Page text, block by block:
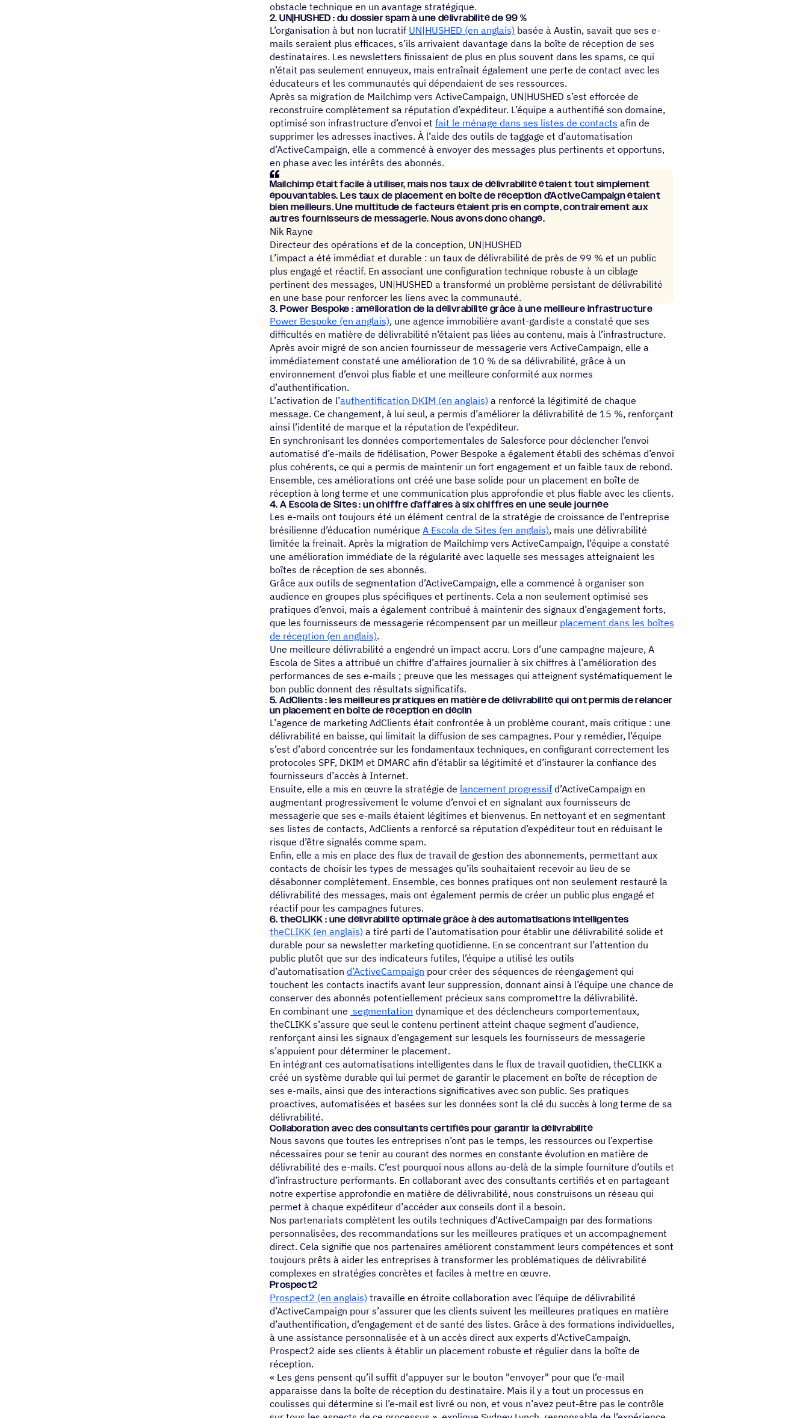
obstacle technique en un avantage stratégique.
2. UN|HUSHED : du dossier spam à une déli­vra­bi­lité de 99 %
L’organisation à but non lucratif UN|HUSHED (en anglais) basée à Austin, savait que ses e-
mails seraient plus efficaces, s’ils arrivaient davantage dans la boîte de réception de ses
destinataires. Les newsletters finissaient de plus en plus souvent dans les spams, ce qui
n’était pas seulement ennuyeux, mais entraînait également une perte de contact avec les
éducateurs et les communautés qui dépendaient de ses ressources.
Après sa migration de Mailchimp vers ActiveCampaign, UN|HUSHED s’est efforcée de
reconstruire complètement sa réputation d’expéditeur. L’équipe a authentifié son domaine,
optimisé son infrastructure d’envoi et fait le ménage dans ses listes de contacts afin de
supprimer les adresses inactives. À l’aide des outils de taggage et d’automatisation
d’ActiveCampaign, elle a commencé à envoyer des messages plus pertinents et opportuns,
en phase avec les intérêts des abonnés.
Mail­chimp était facile à utili­ser, mais nos taux de déli­vra­bi­lité étaient tout simple­ment
épou­van­tables. Les taux de place­ment en boîte de récep­tion d’ActiveCampaign étaient
bien meilleurs. Une multi­tude de facteurs étaient pris en compte, contrai­re­ment aux
autres four­nis­seurs de messa­ge­rie. Nous avons donc changé.
Nik Rayne
Directeur des opérations et de la conception, UN|HUSHED
L’impact a été immédiat et durable : un taux de délivrabilité de près de 99 % et un public
plus engagé et réactif. En associant une configuration technique robuste à un ciblage
pertinent des messages, UN|HUSHED a transformé un problème persistant de délivrabilité
en une base pour renforcer les liens avec la communauté.
3. Power Bespoke : amélio­ra­tion de la déli­vra­bi­lité grâce à une meilleure infrastructure
Power Bespoke (en anglais), une agence immobilière avant-gardiste a constaté que ses
difficultés en matière de délivrabilité n’étaient pas liées au contenu, mais à l’infrastructure.
Après avoir migré de son ancien fournisseur de messagerie vers ActiveCampaign, elle a
immédiatement constaté une amélioration de 10 % de sa délivrabilité, grâce à un
environnement d’envoi plus fiable et une meilleure conformité aux normes
d’authentification.
L’activation de l’authentification DKIM (en anglais) a renforcé la légitimité de chaque
message. Ce changement, à lui seul, a permis d’améliorer la délivrabilité de 15 %, renforçant
ainsi l’identité de marque et la réputation de l’expéditeur.
En synchronisant les données comportementales de Salesforce pour déclencher l’envoi
automatisé d’e-mails de fidélisation, Power Bespoke a également établi des schémas d’envoi
plus cohérents, ce qui a permis de maintenir un fort engagement et un faible taux de rebond.
Ensemble, ces améliorations ont créé une base solide pour un placement en boîte de
réception à long terme et une communication plus approfondie et plus fiable avec les clients.
4. A Escola de Sites : un chiffre d’affaires à six chiffres en une seule journée
Les e-mails ont toujours été un élément central de la stratégie de croissance de l’entreprise
brésilienne d’éducation numérique A Escola de Sites (en anglais), mais une délivrabilité
limitée la freinait. Après la migration de Mailchimp vers ActiveCampaign, l’équipe a constaté
une amélioration immédiate de la régularité avec laquelle ses messages atteignaient les
boîtes de réception de ses abonnés.
Grâce aux outils de segmentation d’ActiveCampaign, elle a commencé à organiser son
audience en groupes plus spécifiques et pertinents. Cela a non seulement optimisé ses
pratiques d’envoi, mais a également contribué à maintenir des signaux d’engagement forts,
que les fournisseurs de messagerie récompensent par un meilleur placement dans les boîtes
de réception (en anglais).
Une meilleure délivrabilité a engendré un impact accru. Lors d’une campagne majeure, A
Escola de Sites a attribué un chiffre d’affaires journalier à six chiffres à l’amélioration des
performances de ses e-mails ; preuve que les messages qui atteignent systématiquement le
bon public donnent des résultats significatifs.
5. AdClients : les meilleures pratiques en matière de déli­vra­bi­lité qui ont permis de relan­cer
un place­ment en boîte de récep­tion en déclin
L’agence de marketing AdClients était confrontée à un problème courant, mais critique : une
délivrabilité en baisse, qui limitait la diffusion de ses campagnes. Pour y remédier, l’équipe
s’est d’abord concentrée sur les fondamentaux techniques, en configurant correctement les
protocoles SPF, DKIM et DMARC afin d’établir sa légitimité et d’instaurer la confiance des
fournisseurs d’accès à Internet.
Ensuite, elle a mis en œuvre la stratégie de lancement progressif d’ActiveCampaign en
augmentant progressivement le volume d’envoi et en signalant aux fournisseurs de
messagerie que ses e-mails étaient légitimes et bienvenus. En nettoyant et en segmentant
ses listes de contacts, AdClients a renforcé sa réputation d’expéditeur tout en réduisant le
risque d’être signalés comme spam.
Enfin, elle a mis en place des flux de travail de gestion des abonnements, permettant aux
contacts de choisir les types de messages qu’ils souhaitaient recevoir au lieu de se
désabonner complètement. Ensemble, ces bonnes pratiques ont non seulement restauré la
délivrabilité des messages, mais ont également permis de créer un public plus engagé et
réactif pour les campagnes futures.
6. theCLIKK : une déli­vra­bi­lité opti­male grâce à des automatisations intelligentes
theCLIKK (en anglais) a tiré parti de l’automatisation pour établir une délivrabilité solide et
durable pour sa newsletter marketing quotidienne. En se concentrant sur l’attention du
public plutôt que sur des indicateurs futiles, l’équipe a utilisé les outils
d’automatisation d’ActiveCampaign pour créer des séquences de réengagement qui
touchent les contacts inactifs avant leur suppression, donnant ainsi à l’équipe une chance de
conserver des abonnés potentiellement précieux sans compromettre la délivrabilité.
En combinant une segmentation dynamique et des déclencheurs comportementaux,
theCLIKK s’assure que seul le contenu pertinent atteint chaque segment d’audience,
renforçant ainsi les signaux d’engagement sur lesquels les fournisseurs de messagerie
s’appuient pour déterminer le placement.
En intégrant ces automatisations intelligentes dans le flux de travail quotidien, theCLIKK a
créé un système durable qui lui permet de garantir le placement en boîte de réception de
ses e-mails, ainsi que des interactions significatives avec son public. Ses pratiques
proactives, automatisées et basées sur les données sont la clé du succès à long terme de sa
délivrabilité.
Colla­bo­ra­tion avec des consul­tants certi­fiés pour garan­tir la délivrabilité
Nous savons que toutes les entreprises n’ont pas le temps, les ressources ou l’expertise
nécessaires pour se tenir au courant des normes en constante évolution en matière de
délivrabilité des e-mails. C’est pourquoi nous allons au-delà de la simple fourniture d’outils et
d’infrastructure performants. En collaborant avec des consultants certifiés et en partageant
notre expertise approfondie en matière de délivrabilité, nous construisons un réseau qui
permet à chaque expéditeur d’accéder aux conseils dont il a besoin.
Nos partenariats complètent les outils techniques d’ActiveCampaign par des formations
personnalisées, des recommandations sur les meilleures pratiques et un accompagnement
direct. Cela signifie que nos partenaires améliorent constamment leurs compétences et sont
toujours prêts à aider les entreprises à transformer les problématiques de délivrabilité
complexes en stratégies concrètes et faciles à mettre en œuvre.
Prospect2
Prospect2 (en anglais) travaille en étroite collaboration avec l’équipe de délivrabilité
d’ActiveCampaign pour s’assurer que les clients suivent les meilleures pratiques en matière
d’authentification, d’engagement et de santé des listes. Grâce à des formations individuelles,
à une assistance personnalisée et à un accès direct aux experts d’ActiveCampaign,
Prospect2 aide ses clients à établir un placement robuste et régulier dans la boîte de
réception.
« Les gens pensent qu’il suffit d’appuyer sur le bouton "envoyer" pour que l’e-mail
apparaisse dans la boîte de réception du destinataire. Mais il y a tout un processus en
coulisses qui détermine si l’e-mail est livré ou non, et vous n’avez peut-être pas le contrôle